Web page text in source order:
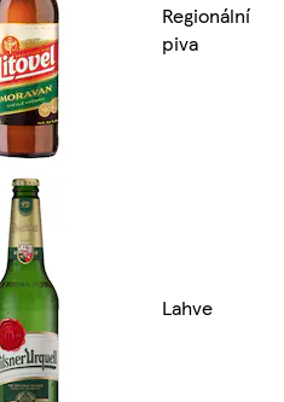
Regionální
piva
Lahve